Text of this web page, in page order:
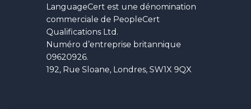
LanguageCert est une dénomination
commerciale de PeopleCert
Qualifications Ltd.
Numéro d’entreprise britannique
09620926.
192, Rue Sloane, Londres, SW1X 9QX